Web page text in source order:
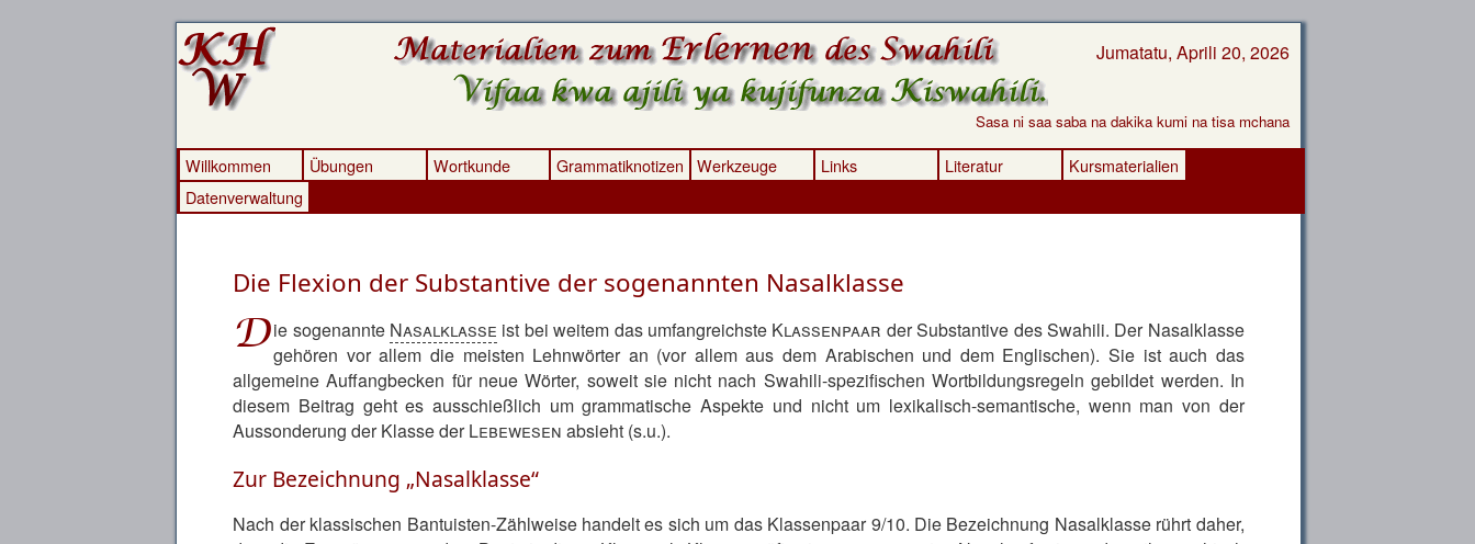
Jumatatu, Aprili 20, 2026
Sasa ni saa saba na dakika kumi na tisa mchana
Willkommen Übungen Wortkunde Grammatiknotizen Werkzeuge Links Literatur
Kursmaterialien
Datenverwaltung
Die Flexion der Substantive der sogenannten Nasalklasse
Die sogenannte Nasalklasse ist bei weitem das umfangreichste Klassenpaar der Substantive des Swahili. Der Nasalklasse
gehören vor allem die meisten Lehnwörter an (vor allem aus dem Arabischen und dem Englischen). Sie ist auch das
allgemeine Auffangbecken für neue Wörter, soweit sie nicht nach Swahili-spezifischen Wortbildungsregeln gebildet werden. In
diesem Beitrag geht es ausschießlich um grammatische Aspekte und nicht um lexikalisch-semantische, wenn man von der
Aussonderung der Klasse derLebewesen absieht (s.u.).
Zur Bezeichnung Nasalklasse
Nach der klassischen Bantuisten-Zählweise handelt es sich um das Klassenpaar 9/10. Die Bezeichnung Nasalklasse rührt daher,